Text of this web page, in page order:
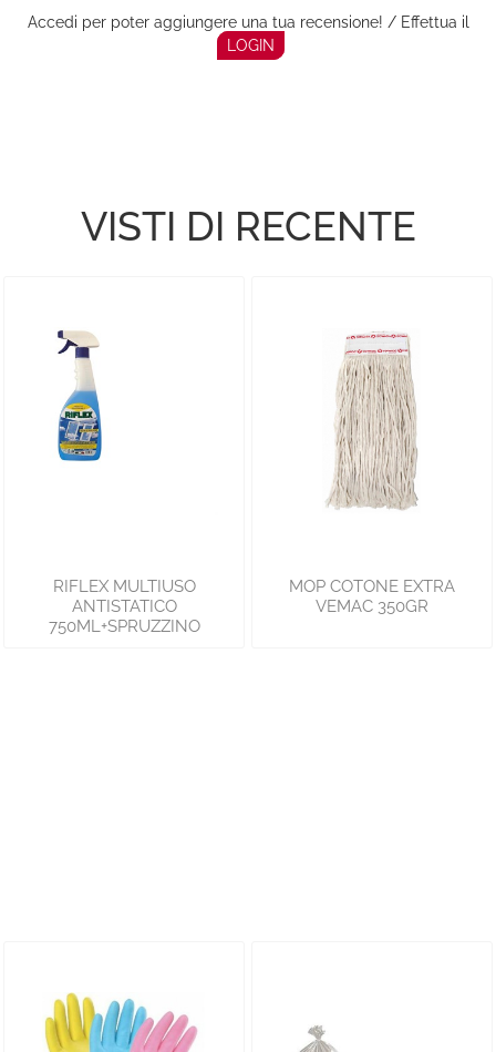
Accedi per poter aggiungere una tua recensione! / Effettua il
LOGIN
VISTI DI RECENTE
RIFLEX MULTIUSO
ANTISTATICO
750ML+SPRUZZINO
MOP COTONE EXTRA
VEMAC 350GR